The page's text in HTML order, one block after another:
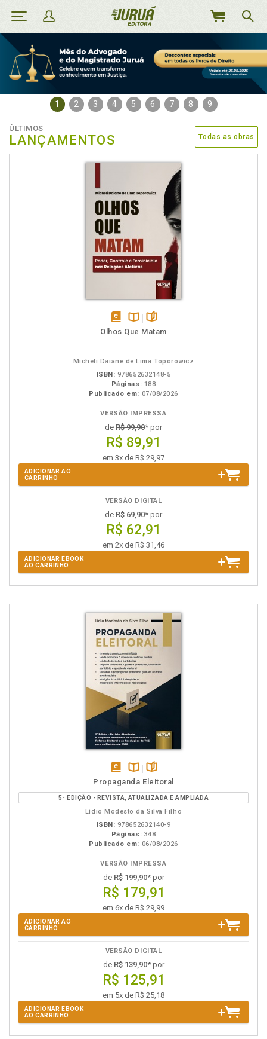
MEU
1 2 3 4 5 6 7 8 9
ÚLTIMOS
LANÇAMENTOS Todas as obras
disponívelDisponível
páginas
Olhos Que Matam
Micheli Daiane de Lima Toporowicz
ISBN: 978652632148-5
Páginas: 188
Publicado em: 07/08/2026
VERSÃO IMPRESSA
de R$ 99,90* por
R$ 89,91
em 3x de R$ 29,97
ADICIONAR AO
CARRINHO
VERSÃO DIGITAL
de R$ 69,90* por
R$ 62,91
em 2x de R$ 31,46
ADICIONAR EBOOK
AO CARRINHO
disponível
em
eBook
Disponível
na
B.V.
páginas
Propaganda Eleitoral
5ª EDIÇÃO - REVISTA, ATUALIZADA E AMPLIADA
Lídio Modesto da Silva Filho
ISBN: 978652632140-9
Páginas: 348
Publicado em: 06/08/2026
VERSÃO IMPRESSA
deR$ 199,90* por
R$ 179,91
em 6x de R$ 29,99
ADICIONAR AO
CARRINHO
VERSÃO DIGITAL
deR$ 139,90* por
R$ 125,91
em 5x de R$ 25,18
ADICIONAR EBOOK
AO CARRINHO